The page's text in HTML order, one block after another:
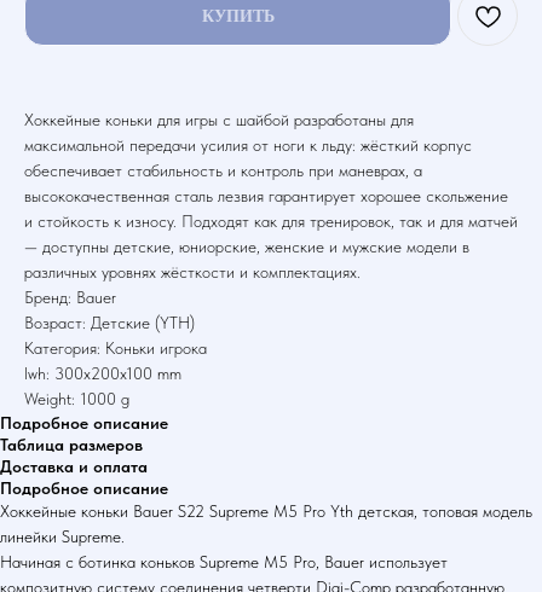
КУПИТЬ
Хоккейные коньки для игры с шайбой разработаны для
максимальной передачи усилия от ноги к льду: жёсткий корпус
обеспечивает стабильность и контроль при маневрах, а
высококачественная сталь лезвия гарантирует хорошее скольжение
и стойкость к износу. Подходят как для тренировок, так и для матчей
— доступны детские, юниорские, женские и мужские модели в
различных уровнях жёсткости и комплектациях.
Бренд: Bauer
Возраст: Детские (YTH)
Категория: Коньки игрока
lwh: 300x200x100 mm
Weight: 1000 g
Подробное описание
Таблица размеров
Доставка и оплата
Подробное описание
Хоккейные коньки Bauer S22 Supreme M5 Pro Yth детская, топовая модель
линейки Supreme.
Начиная с ботинка коньков Supreme M5 Pro, Bauer использует
композитную систему соединения четверти Digi-Comp разработанную